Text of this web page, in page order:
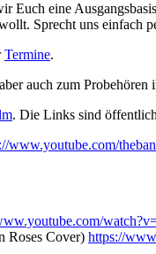
Euch eine
Sprecht uns einfach
Termine.
auch zum Probehören
. Die Links sind
www.youtube.com/
Roses Cover) https://